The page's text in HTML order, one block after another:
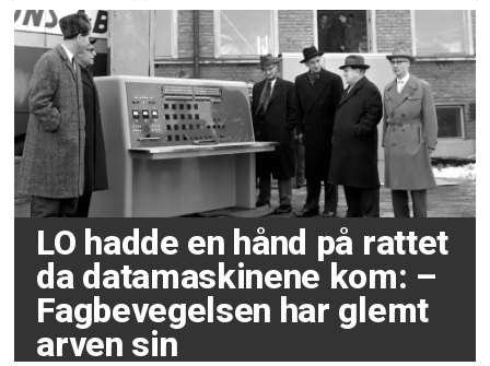
LO hadde en hånd på rattet
da datamaskinene kom: –
Fagbevegelsen har glemt
arven sin